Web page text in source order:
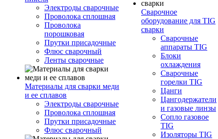
Электроды сварочные
Проволока сплошная
Проволока
порошковая
Прутки присадочные
Флюс сварочный
Ленты сварочные
Материалы для сварки меди
и ее сплавов
Электроды сварочные
Проволока сплошная
Прутки присадочные
Флюс сварочный
Сварочное
оборудование для TIG
сварки
Сварочные
аппараты TIG
Блоки
охлаждения
Сварочные
горелки TIG
Цанги
Цангодержатели
и газовые линзы
Сопло газовое
TIG
Изоляторы TIG